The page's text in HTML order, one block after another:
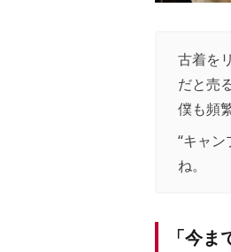
古着を
だと売
僕も頻
“キャ
ね。
「今